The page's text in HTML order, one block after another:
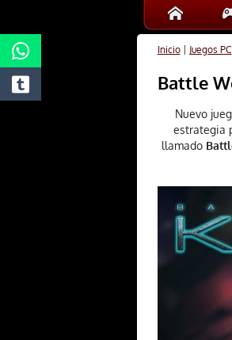
Inicio| Juegos PC
Battle
Nuevo
estrategia
llamado